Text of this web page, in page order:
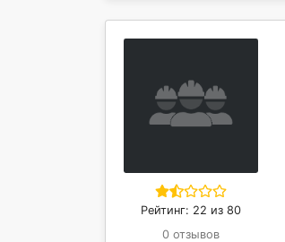
Рейтинг: 22 из 80
0 отзывов